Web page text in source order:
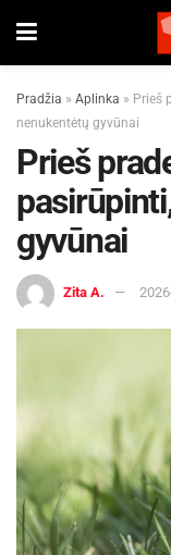
Pradžia » Aplinka » Prieš
nenukentėtų gyvūnai
Prieš
gyvūnai
Zita A.